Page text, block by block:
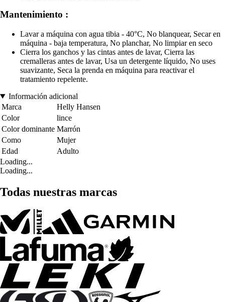
Mantenimiento :
Lavar a máquina con agua tibia - 40°C, No blanquear, Secar en
máquina - baja temperatura, No planchar, No limpiar en seco
Cierra los ganchos y las cintas antes de lavar, Cierra las
cremalleras antes de lavar, Usa un detergente líquido, No uses
suavizante, Seca la prenda en máquina para reactivar el
tratamiento repelente.
Información adicional
Marca
Helly Hansen
Color
lince
Color dominante Marrón
Como
Mujer
Edad
Adulto
Loading...
Loading...
Todas nuestras marcas